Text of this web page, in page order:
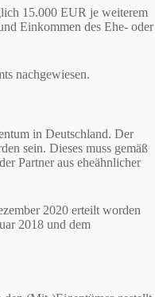
15.000 EUR je weiterem
Einkommen des Ehe- oder
nachgewiesen.
in Deutschland. Der
sein. Dieses muss gemäß
Partner aus eheähnlicher
2020 erteilt worden
2018 und dem